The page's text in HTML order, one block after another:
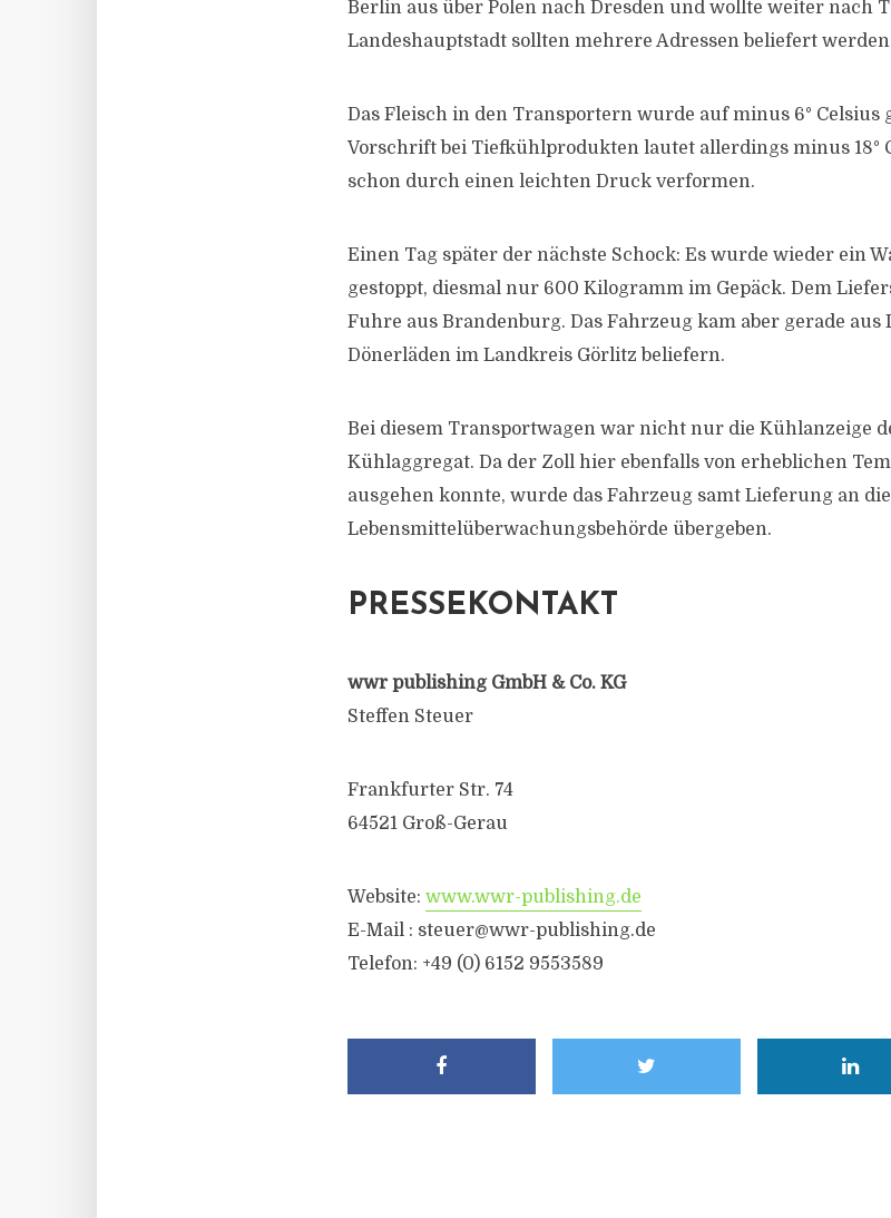
Berlin aus über Polen nach Dresden und wollte weiter nach
Landeshauptstadt sollten mehrere Adressen beliefert
Das Fleisch in den Transportern wurde auf minus 6° Celsius
Vorschrift bei Tiefkühlprodukten lautet allerdings minus 18°
schon durch einen leichten Druck verformen.
Einen Tag später der nächste Schock: Es wurde wieder ein
gestoppt, diesmal nur 600 Kilogramm im Gepäck. Dem
Fuhre aus Brandenburg. Das Fahrzeug kam aber gerade
Dönerläden im Landkreis Görlitz beliefern.
Bei diesem Transportwagen war nicht nur die Kühlanzeige
Kühlaggregat. Da der Zoll hier ebenfalls von erheblichen
ausgehen konnte, wurde das Fahrzeug samt Lieferung an
Lebensmittelüberwachungsbehörde übergeben.
PRESSEKONTAKT
wwr publishing GmbH & Co. KG
Steffen Steuer
Frankfurter Str. 74
64521 Groß-Gerau
Website: www.wwr-publishing.de
E-Mail : steuer@wwr-publishing.de
Telefon: +49 (0) 6152 9553589